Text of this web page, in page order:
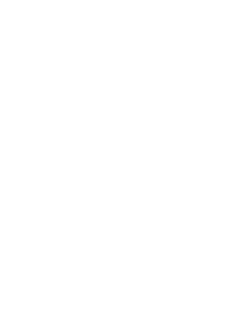
Menjadi Kunci Untuk